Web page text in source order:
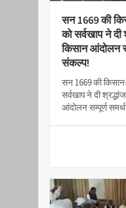
सन 1669 की
को सर्वखाप ने दी
किसान आंदोलन
संकल्प!
सन 1669 की
सर्वखाप ने दी
आंदोलन सम्पूर्ण